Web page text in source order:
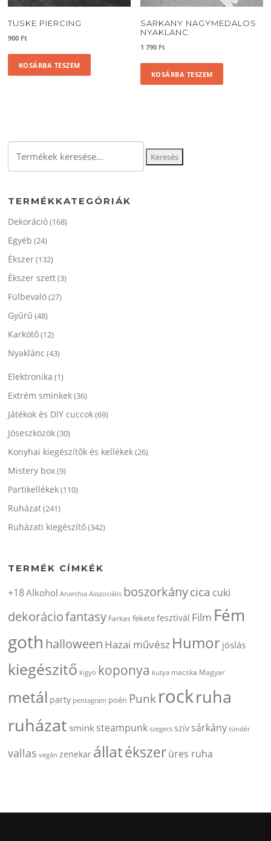
TUSKE PIERCING
900 Ft
KOSÁRBA TESZEM
SARKANY NAGYMEDALOS
NYAKLANC
1 790 Ft
KOSÁRBA TESZEM
következőre:
Keresés
TERMÉKKATEGÓRIÁK
Dekoráció(168)
Egyéb (24)
Ékszer(132)
Ékszer szett(3)
Fülbevaló(27)
Gyűrű (48)
Karkötő(12)
Nyaklánc (43)
Elektronika (1)
Extrém sminkek(36)
Játékok és DIY cuccok(69)
Jóseszközök(30)
Konyhai kiegészítők és kellékek(26)
Mistery box(9)
Partikellékek(110)
Ruházat(241)
Ruházati kiegészítő(342)
TERMÉK CÍMKÉK
+18Alkohol Anarchia Asszociális boszorkánycica cuki
dekoráciofantasy Farkas feketefesztivál Film Fém
goth halloween Hazai művész Humor jóslás
kiegészitő kigyó koponya kutya macska Magyar
metál party pentagram poén Punkrockruha
ruházat smink steampunk szegecs szív sárkány tündér
vallas vegán zenekar állatékszerüres ruha